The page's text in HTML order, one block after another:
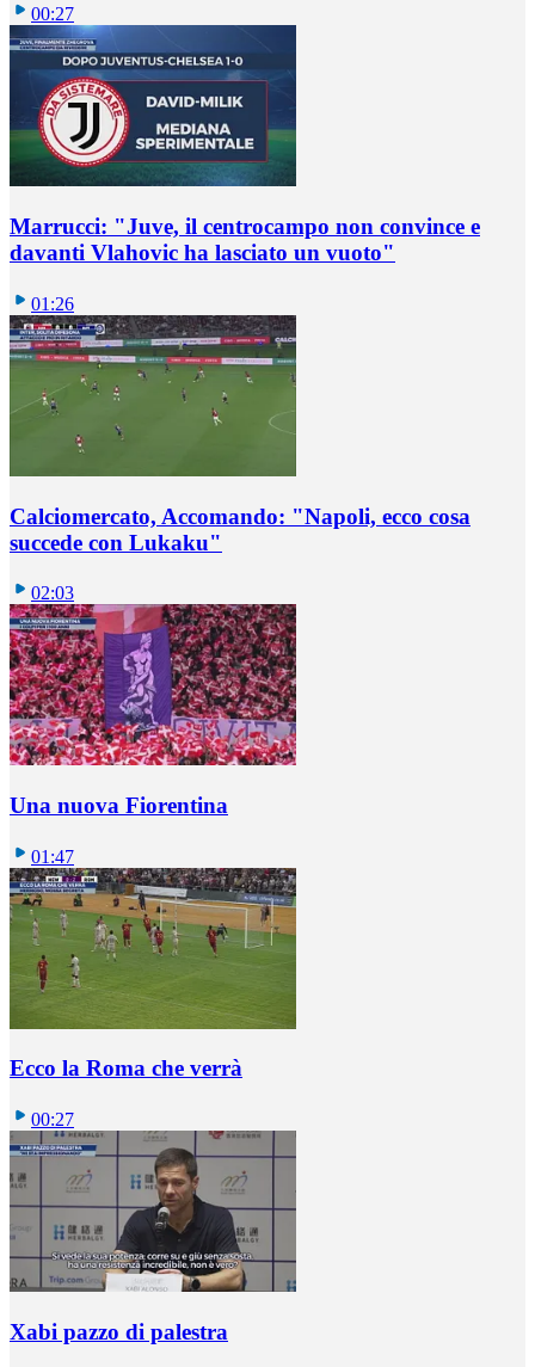
00:27
Marrucci: "Juve, il centrocampo non convince e
davanti Vlahovic ha lasciato un vuoto"
01:26
Calciomercato, Accomando: "Napoli, ecco cosa
succede con Lukaku"
02:03
Una nuova Fiorentina
01:47
Ecco la Roma che verrà
00:27
Xabi pazzo di palestra